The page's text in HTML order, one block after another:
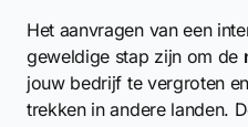
Het aanvragen van een
geweldige stap zijn om de
jouw bedrijf te vergroten
trekken in andere landen.